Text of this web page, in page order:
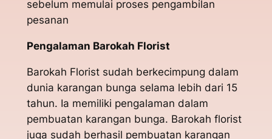
sebelum memulai proses pengambilan
pesanan
Pengalaman Barokah Florist
Barokah Florist sudah berkecimpung dalam
dunia karangan bunga selama lebih dari 15
tahun. Ia memiliki pengalaman dalam
pembuatan karangan bunga. Barokah florist
juga sudah berhasil pembuatan karangan